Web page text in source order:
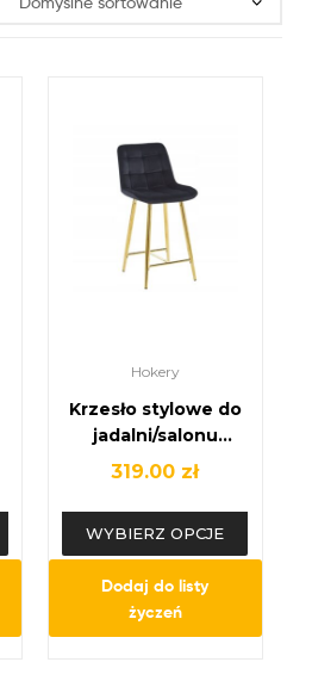
Hokery
Krzesło stylowe do
jadalni/salonu
różne kolory
319.00 zł
WYBIERZ OPCJE
Dodaj do listy
życzeń